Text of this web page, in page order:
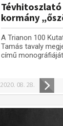
kormány
A Trianon 100
Tamás tavaly
című
2020. 08. 28.